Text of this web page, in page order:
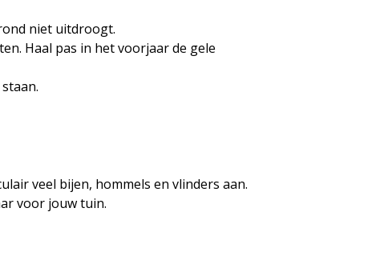
niet uitdroogt.
Haal pas in het voorjaar de gele
veel bijen, hommels en vlinders aan.
voor jouw tuin.